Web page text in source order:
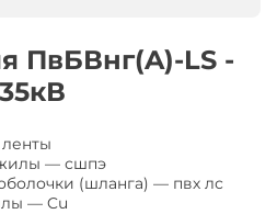
ПвБВнг(A)-LS -
35кВ
— сшпэ
(шланга) — пвх лс
— Cu